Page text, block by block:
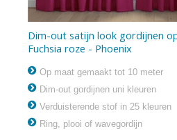
Dim-out satijn look gordijnen
Fuchsia roze - Phoenix
Op maat gemaakt tot 10 meter
Dim-out gordijnen uni kleuren
Verduisterende stof in 25 kleuren
Ring, plooi of wavegordijn